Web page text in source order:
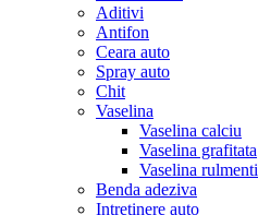
Aditivi
Antifon
Ceara auto
Spray auto
Chit
Vaselina
Vaselina calciu
Vaselina grafitata
Vaselina rulmenti
Benda adeziva
Intretinere auto